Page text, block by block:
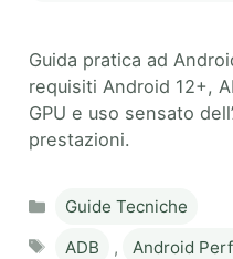
Guida pratica ad
requisiti Android 12+,
GPU e uso sensato
prestazioni.
Categories
Guide Tecniche
Tags
ADB , Android